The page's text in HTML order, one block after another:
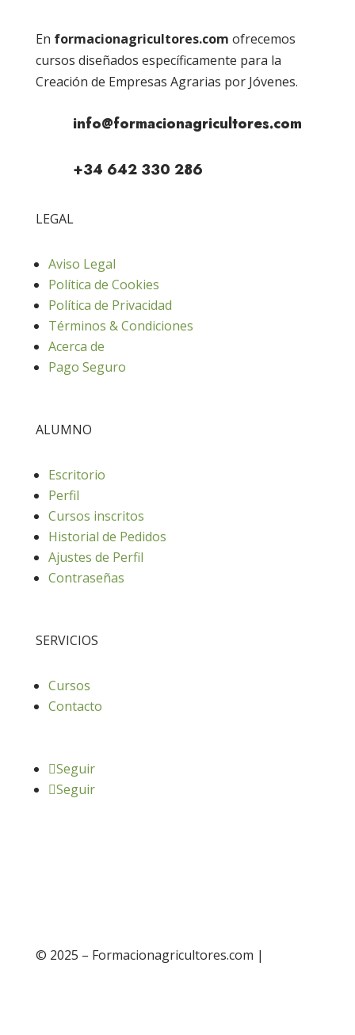
En formacionagricultores.com ofrecemos
cursos diseñados específicamente para la
Creación de Empresas Agrarias por Jóvenes.
info@formacionagricultores.com
+34 642 330 286
LEGAL
Aviso Legal
Política de Cookies
Política de Privacidad
Términos & Condiciones
Acerca de
Pago Seguro
ALUMNO
Escritorio
Perfil
Cursos inscritos
Historial de Pedidos
Ajustes de Perfil
Contraseñas
SERVICIOS
Cursos
Contacto
Seguir
Seguir
© 2025 – Formacionagricultores.com |